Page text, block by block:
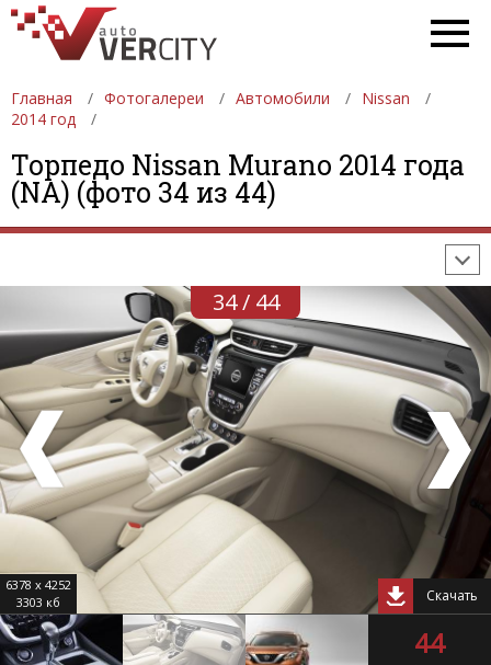
Главная Фотогалереи Автомобили
Nissan
2014 год
Торпедо Nissan Murano 2014 года
(NA) (фото 34 из 44)
ФОТОГАЛЕРЕИ АВТОМОБИЛИ
ДЕВУШКИ
АВТОСАЛОНЫ
ФОРМУЛА-1
34 / 44
6378 x 4252
3303 кб
Скачать
44